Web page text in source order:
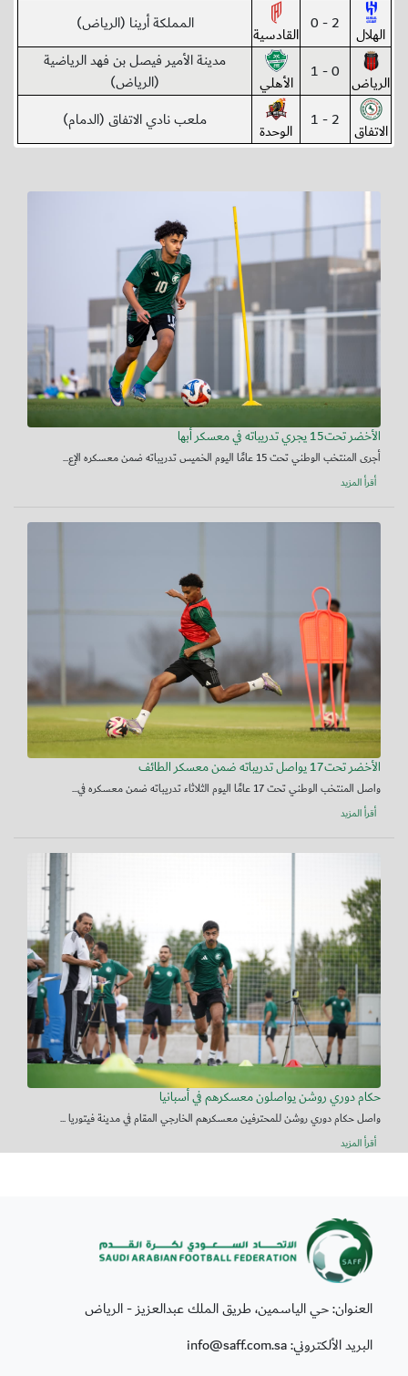
الهلال 2 - 0 القادسية المملكة أرينا (الرياض)
الرياض 0 - 1 الأهلي
مدينة الأمير فيصل بن فهد الرياضية
(الرياض)
الاتفاق 2 - 1 الوحدة ملعب نادي الاتفاق (الدمام)
الأخضر تحت15 يجري تدريباته في معسكر أبها
أجرى المنتخب الوطني تحت 15 عامًا اليوم الخميس تدريباته ضمن معسكره الإع...
أقرأ المزيد
الأخضر تحت17 يواصل تدريباته ضمن معسكر الطائف
واصل المنتخب الوطني تحت 17 عامًا اليوم الثلاثاء تدريباته ضمن معسكره في...
أقرأ المزيد
حكام دوري روشن يواصلون معسكرهم في أسبانيا
واصل حكام دوري روشن للمحترفين معسكرهم الخارجي المقام في مدينة فيتوريا ...
أقرأ المزيد
العنوان: حي الياسمين، طريق الملك عبدالعزيز - الرياض
البريد الألكتروني: info@saff.com.sa